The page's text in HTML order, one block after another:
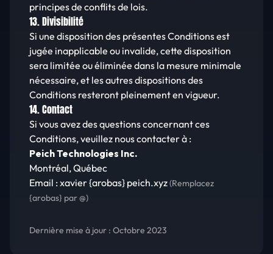
principes de conflits de lois.
13. Divisibilité
Si une disposition des présentes Conditions est
jugée inapplicable ou invalide, cette disposition
sera limitée ou éliminée dans la mesure minimale
nécessaire, et les autres dispositions des
Conditions resteront pleinement en vigueur.
14. Contact
Si vous avez des questions concernant ces
Conditions, veuillez nous contacter à :
Peich Technologies Inc.
Montréal, Québec
Email : xavier{arobas} peich.xyz(Remplacez
{arobas} par @)
Dernière mise à jour : Octobre 2023